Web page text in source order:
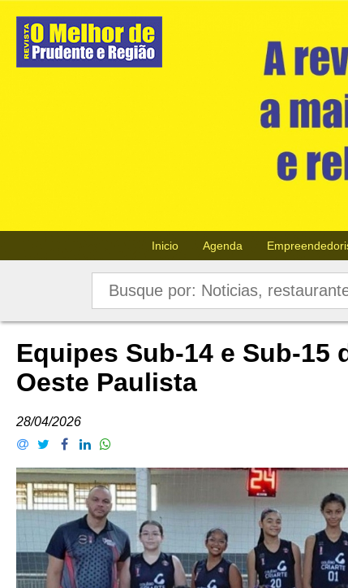
Inicio Agenda
Equipes Sub-14 e Sub-15
Oeste Paulista
28/04/2026